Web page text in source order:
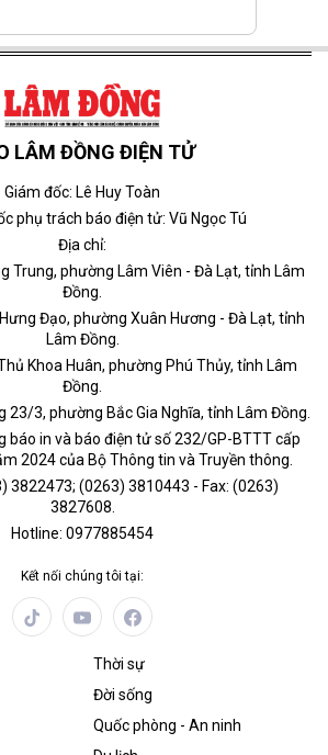
LÂM ĐỒNG ĐIỆN TỬ
Giám đốc: Lê Huy Toàn
phụ trách báo điện tử: Vũ Ngọc Tú
Địa chỉ:
Trung, phường Lâm Viên - Đà Lạt, tỉnh Lâm
Đồng.
Đạo, phường Xuân Hương - Đà Lạt, tỉnh
Lâm Đồng.
Khoa Huân, phường Phú Thủy, tỉnh Lâm
Đồng.
23/3, phường Bắc Gia Nghĩa, tỉnh Lâm Đồng.
báo in và báo điện tử số 232/GP-BTTT cấp
2024 của Bộ Thông tin và Truyền thông.
3822473; (0263) 3810443 - Fax: (0263)
3827608.
Hotline: 0977885454
Kết nối chúng tôi tại:
Thời sự
Đời sống
Quốc phòng - An ninh